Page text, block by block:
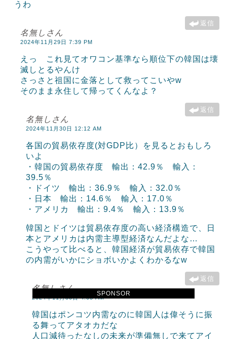
SPONSOR
うわ
返信
名無しさん
2024年11月29日 7:39 PM
えっ これ見てオワコン基準なら順位下の韓国は壊
滅しとるやんけ
さっさと祖国に金落として救ってこいやw
そのまま永住して帰ってくんなよ？
返信
名無しさん
2024年11月30日 12:12 AM
各国の貿易依存度(対GDP比）を見るとおもしろ
いよ
・韓国の貿易依存度 輸出：42.9％ 輸入：
39.5％
・ドイツ 輸出：36.9％ 輸入：32.0％
・日本 輸出：14.6％ 輸入：17.0％
・アメリカ 輸出：9.4％ 輸入：13.9％
韓国とドイツは貿易依存度の高い経済構造で、日
本とアメリカは内需主導型経済なんだよな…
こうやって比べると、韓国経済が貿易依存で韓国
の内需がいかにショボいかよくわかるなw
返信
名無しさん
2024年11月30日 4:05 AM
韓国はポンコツ内需なのに韓国人は偉そうに振
る舞ってアタオカだな
人口減待ったなしの未来が準備無しで来てアイ